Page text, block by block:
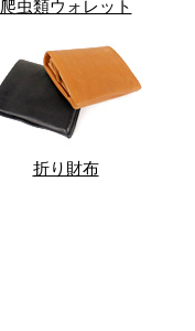
爬虫類ウォレット
折り財布